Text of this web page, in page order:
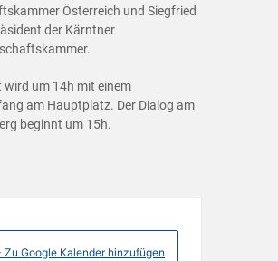
Österreich und Siegfried
der Kärntner
wird um 14h mit einem
am Hauptplatz. Der Dialog am
beginnt um 15h.
Zu Google Kalender hinzufügen